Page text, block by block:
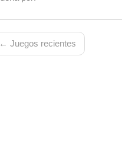
← Juegos recientes